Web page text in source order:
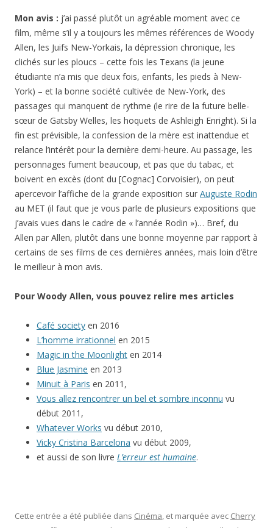
Mon avis : j’ai passé plutôt un agréable moment avec ce
film, même s’il y a toujours les mêmes références de Woody
Allen, les Juifs New-Yorkais, la dépression chronique, les
clichés sur les ploucs – cette fois les Texans (la jeune
étudiante n’a mis que deux fois, enfants, les pieds à New-
York) – et la bonne société cultivée de New-York, des
passages qui manquent de rythme (le rire de la future belle-
sœur de Gatsby Welles, les hoquets de Ashleigh Enright). Si la
fin est prévisible, la confession de la mère est inattendue et
relance l’intérêt pour la dernière demi-heure. Au passage, les
personnages fument beaucoup, et pas que du tabac, et
boivent en excès (dont du [Cognac] Corvoisier), on peut
apercevoir l’affiche de la grande exposition sur Auguste Rodin
au MET (il faut que je vous parle de plusieurs expositions que
j’avais vues dans le cadre de « l’année Rodin »)… Bref, du
Allen par Allen, plutôt dans une bonne moyenne par rapport à
certains de ses films de ces dernières années, mais loin d’être
le meilleur à mon avis.
Pour Woody Allen, vous pouvez relire mes articles
Café society en 2016
L’homme irrationnel en 2015
Magic in the Moonlight en 2014
Blue Jasmine en 2013
Minuit à Paris en 2011,
Vous allez rencontrer un bel et sombre inconnu vu
début 2011,
Whatever Works vu début 2010,
Vicky Cristina Barcelona vu début 2009,
et aussi de son livre L’erreur est humaine.
Cette entrée a été publiée dans Cinéma, et marquée avec Cherry